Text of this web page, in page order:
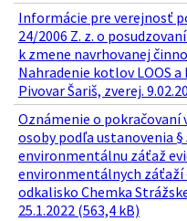
Informácie pre verejnosť
24/2006 Z. z. o
k zmene navrhovanej
Nahradenie kotlov LOOS a
Pivovar Šariš, zverej.
Oznámenie o pokračovaní
osoby podľa ustanovenia §
environmentálnu záťaž
environmentálnych záťaží
odkalisko Chemka
25.1.2022 (563,4 kB)